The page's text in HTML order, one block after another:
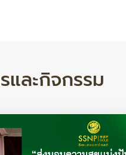
และกิจกรรม